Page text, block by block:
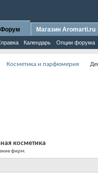
Форум
Календарь Опции форума
Магазин Aromarti.ru
Косметика и парфюмерия
косметика
фирм.